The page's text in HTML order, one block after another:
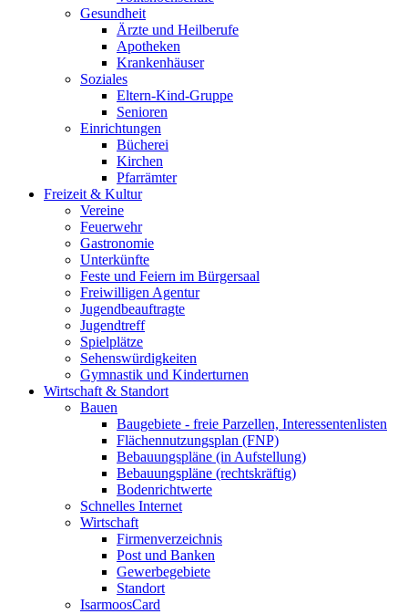
Gesundheit
Ärzte und Heilberufe
Apotheken
Krankenhäuser
Soziales
Eltern-Kind-Gruppe
Senioren
Einrichtungen
Bücherei
Kirchen
Pfarrämter
Freizeit & Kultur
Vereine
Feuerwehr
Gastronomie
Unterkünfte
Feste und Feiern im Bürgersaal
Freiwilligen Agentur
Jugendbeauftragte
Jugendtreff
Spielplätze
Sehenswürdigkeiten
Gymnastik und Kinderturnen
Wirtschaft & Standort
Bauen
Baugebiete - freie Parzellen, Interessentenlisten
Flächennutzungsplan (FNP)
Bebauungspläne (in Aufstellung)
Bebauungspläne (rechtskräftig)
Bodenrichtwerte
Schnelles Internet
Wirtschaft
Firmenverzeichnis
Post und Banken
Gewerbegebiete
Standort
IsarmoosCard